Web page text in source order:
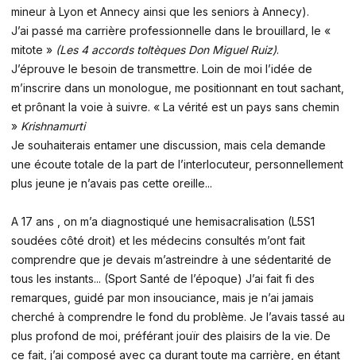
mineur à Lyon et Annecy ainsi que les seniors à Annecy).
J’ai passé ma carrière professionnelle dans le brouillard, le «
mitote » (Les 4 accords toltèques Don Miguel Ruiz).
J’éprouve le besoin de transmettre. Loin de moi l’idée de
m’inscrire dans un monologue, me positionnant en tout sachant,
et prônant la voie à suivre. « La vérité est un pays sans chemin
» Krishnamurti
Je souhaiterais entamer une discussion, mais cela demande
une écoute totale de la part de l’interlocuteur, personnellement
plus jeune je n’avais pas cette oreille...
A 17 ans , on m’a diagnostiqué une hemisacralisation (L5S1
soudées côté droit) et les médecins consultés m’ont fait
comprendre que je devais m’astreindre à une sédentarité de
tous les instants... (Sport Santé de l’époque) J’ai fait fi des
remarques, guidé par mon insouciance, mais je n’ai jamais
cherché à comprendre le fond du problème. Je l’avais tassé au
plus profond de moi, préférant jouïr des plaisirs de la vie. De
ce fait, j’ai composé avec ça durant toute ma carrière, en étant